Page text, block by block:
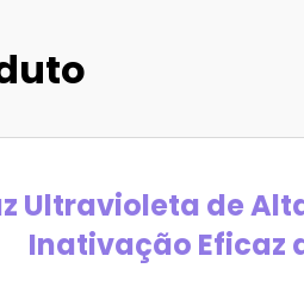
Ultravioleta de
Inativação Eficaz